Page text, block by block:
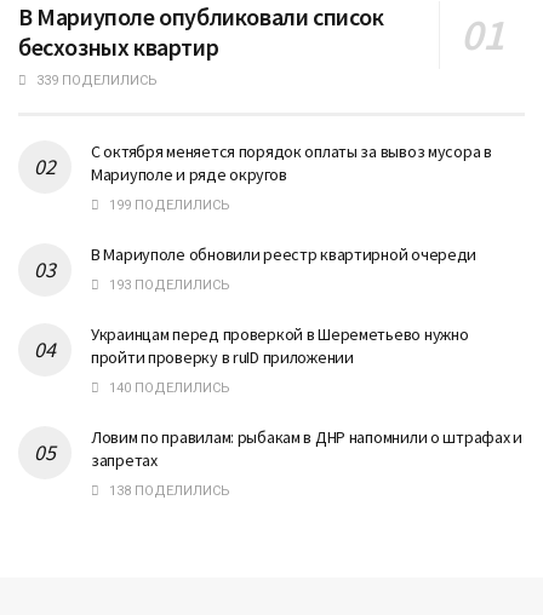
В Мариуполе опубликовали список
бесхозных квартир
339 ПОДЕЛИЛИСЬ
С октября меняется порядок оплаты за вывоз мусора в
Мариуполе и ряде округов
199 ПОДЕЛИЛИСЬ
В Мариуполе обновили реестр квартирной очереди
193 ПОДЕЛИЛИСЬ
Украинцам перед проверкой в Шереметьево нужно
пройти проверку в ruID приложении
140 ПОДЕЛИЛИСЬ
Ловим по правилам: рыбакам в ДНР напомнили о штрафах и
запретах
138 ПОДЕЛИЛИСЬ